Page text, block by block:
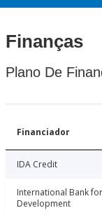
Finanças
Plano De
Financiador
IDA Credit
International Bank
Development